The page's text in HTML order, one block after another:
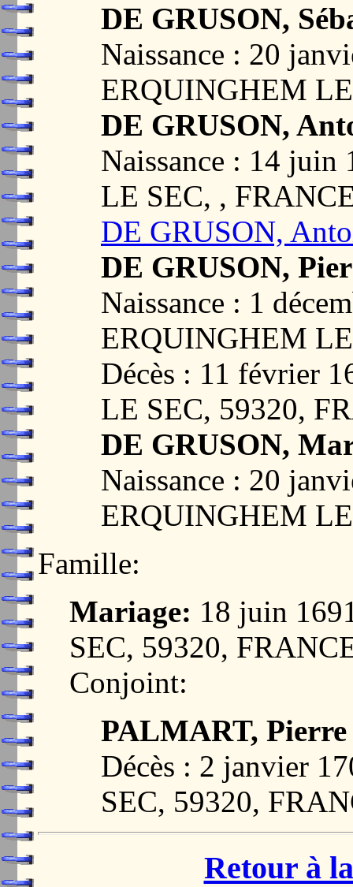
DE GRUSON,
Naissance : 20
ERQUINGHEM
DE GRUSON,
Naissance : 14
LE SEC, ,
DE GRUSON,
DE GRUSON,
Naissance : 1
ERQUINGHEM
Décès : 11 février
LE SEC, 59320,
DE GRUSON,
Naissance : 20
ERQUINGHEM
Famille:
Mariage: 18 juin
SEC, 59320,
Conjoint:
PALMART, Pierre
Décès : 2 janvier
SEC, 59320,
Retour à